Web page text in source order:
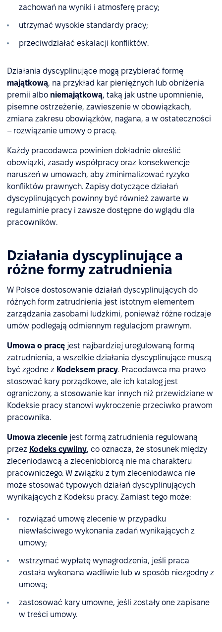
zachowań na wyniki i atmosferę pracy;
utrzymać wysokie standardy pracy;
przeciwdziałać eskalacji konfliktów.
Działania dyscyplinujące mogą przybierać formę
majątkową, na przykład kar pieniężnych lub obniżenia
premii albo niemajątkową, taką jak ustne upomnienie,
pisemne ostrzeżenie, zawieszenie w obowiązkach,
zmiana zakresu obowiązków, nagana, a w ostateczności
– rozwiązanie umowy o pracę.
Każdy pracodawca powinien dokładnie określić
obowiązki, zasady współpracy oraz konsekwencje
naruszeń w umowach, aby zminimalizować ryzyko
konfliktów prawnych. Zapisy dotyczące działań
dyscyplinujących powinny być również zawarte w
regulaminie pracy i zawsze dostępne do wglądu dla
pracowników.
Działania dyscyplinujące a
różne formy zatrudnienia
W Polsce dostosowanie działań dyscyplinujących do
różnych form zatrudnienia jest istotnym elementem
zarządzania zasobami ludzkimi, ponieważ różne rodzaje
umów podlegają odmiennym regulacjom prawnym.
Umowa o pracę jest najbardziej uregulowaną formą
zatrudnienia, a wszelkie działania dyscyplinujące muszą
być zgodne z Kodeksem pracy. Pracodawca ma prawo
stosować kary porządkowe, ale ich katalog jest
ograniczony, a stosowanie kar innych niż przewidziane w
Kodeksie pracy stanowi wykroczenie przeciwko prawom
pracownika.
Umowa zlecenie jest formą zatrudnienia regulowaną
przez Kodeks cywilny, co oznacza, że stosunek między
zleceniodawcą a zleceniobiorcą nie ma charakteru
pracowniczego. W związku z tym zleceniodawca nie
może stosować typowych działań dyscyplinujących
wynikających z Kodeksu pracy. Zamiast tego może:
rozwiązać umowę zlecenie w przypadku
niewłaściwego wykonania zadań wynikających z
umowy;
wstrzymać wypłatę wynagrodzenia, jeśli praca
została wykonana wadliwie lub w sposób niezgodny z
umową;
zastosować kary umowne, jeśli zostały one zapisane
w treści umowy.